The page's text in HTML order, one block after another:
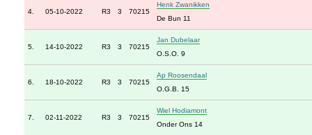
4. 05-10-2022 R3 3 70215
Henk Zwanikken
De Bun 11
5. 14-10-2022 R3 3 70215
Jan Dubelaar
O.S.O. 9
6. 18-10-2022 R3 3 70215
Ap Roosendaal
O.G.B. 15
7. 02-11-2022 R3 3 70215
Wiel Hodiamont
Onder Ons 14